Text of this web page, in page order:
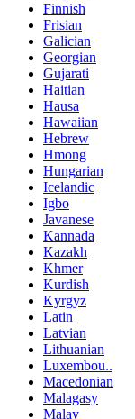
Finnish
Frisian
Galician
Georgian
Gujarati
Haitian
Hausa
Hawaiian
Hebrew
Hmong
Hungarian
Icelandic
Igbo
Javanese
Kannada
Kazakh
Khmer
Kurdish
Kyrgyz
Latin
Latvian
Lithuanian
Luxembou..
Macedonian
Malagasy
Malay